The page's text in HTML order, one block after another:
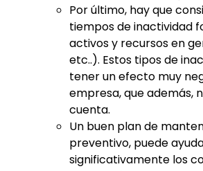
Por último, hay que
tiempos de inactividad
activos y recursos en
etc..). Estos tipos de
tener un efecto muy
empresa, que además,
cuenta.
Un buen plan de
preventivo, puede
significativamente los